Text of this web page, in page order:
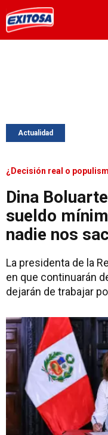
Actualidad
¿Decisión real o
Dina
sueldo
nadie nos
La presidenta de la
en que continuarán
dejarán de trabajar